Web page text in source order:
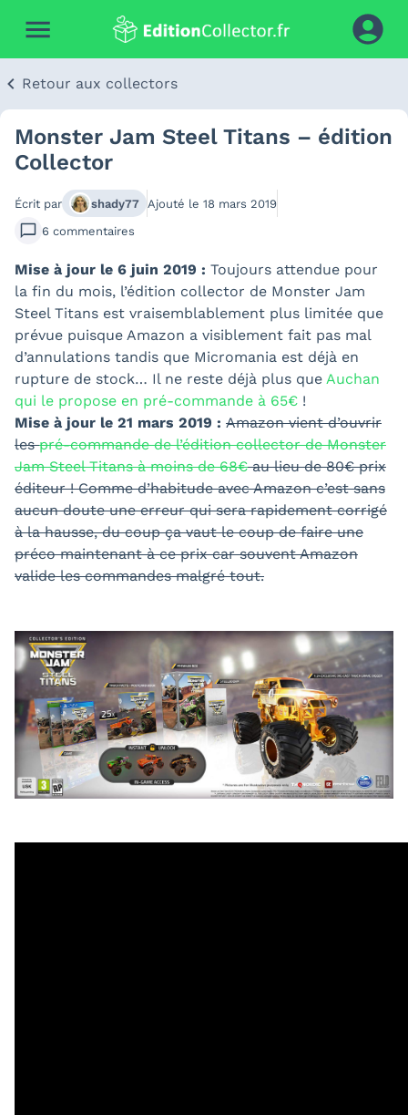
Retour aux collectors
Monster Jam Steel Titans – édition
Collector
Écrit par shady77 Ajouté le 18 mars 2019
6 commentaires
Mise à jour le 6 juin 2019 : Toujours attendue pour
la fin du mois, l’édition collector de Monster Jam
Steel Titans est vraisemblablement plus limitée que
prévue puisque Amazon a visiblement fait pas mal
d’annulations tandis que Micromania est déjà en
rupture de stock… Il ne reste déjà plus que Auchan
qui le propose en pré-commande à 65€ !
Mise à jour le 21 mars 2019 : Amazon vient d’ouvrir
lespré-commande de l’édition collector de Monster
Jam Steel Titans à moins de 68€au lieu de 80€ prix
éditeur ! Comme d’habitude avec Amazon c’est sans
aucun doute une erreur qui sera rapidement corrigé
à la hausse, du coup ça vaut le coup de faire une
préco maintenant à ce prix car souvent Amazon
valide les commandes malgré tout.